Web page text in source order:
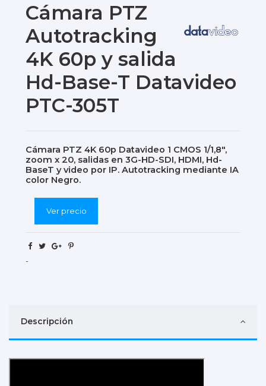
Cámara PTZ
Autotracking
4K 60p y salida
Hd-Base-T Datavideo
PTC-305T
Cámara PTZ 4K 60p Datavideo 1 CMOS 1/1,8",
zoom x 20, salidas en 3G-HD-SDI, HDMI, Hd-
BaseT y video por IP. Autotracking mediante IA
color Negro.
Ver precio
-
Descripción